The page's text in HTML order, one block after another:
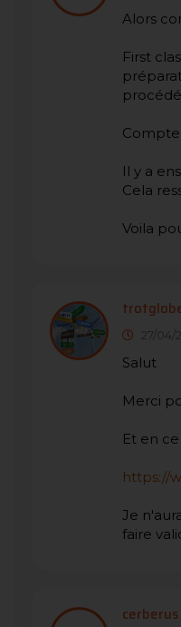
Alors
First
Compte
Il y a
Cela
Voila
27/04/
Salut
Merci
Et en
https://
Je
faire
cerberus